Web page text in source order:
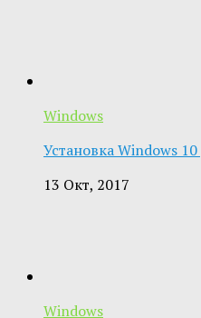
Windows
Установка Windows
13 Окт, 2017
Windows